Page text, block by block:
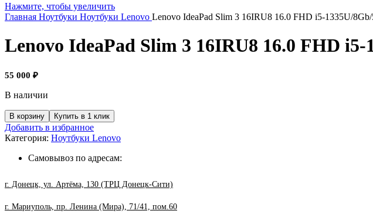
Нажмите, чтобы увеличить
Главная Ноутбуки Ноутбуки Lenovo Lenovo IdeaPad Slim 3 16IRU8 16.0 FHD i5-1335U/
Lenovo IdeaPad Slim 3 16IRU8 16.0 FHD
55 000 ₽
В наличии
Количество
товара
Lenovo
Slim
16.0
i5-
В корзину Купить в 1 клик
Добавить в избранное
Категория: Ноутбуки Lenovo
Самовывоз по адресам:
г. Донецк, ул. Артёма, 130 (ТРЦ Донецк-Сити)
г. Мариуполь, пр. Ленина (Мира), 71/41, пом.60